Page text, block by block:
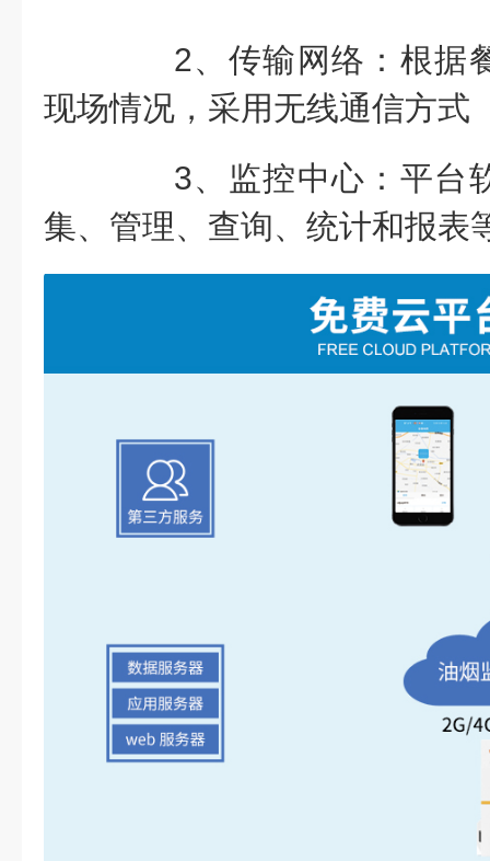
2、传输网络：根据
现场情况，采用无线通信方式
3、监控中心：平台
集、管理、查询、统计和报表